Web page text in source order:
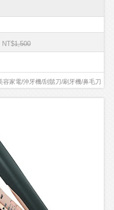
NT$1,500
容家電/沖牙機/刮鬍刀/刷牙機/鼻毛刀